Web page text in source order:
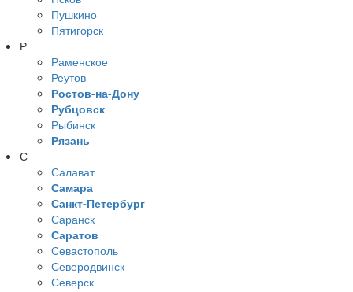
Пушкино
Пятигорск
Р
Раменское
Реутов
Ростов-на-Дону
Рубцовск
Рыбинск
Рязань
С
Салават
Самара
Санкт-Петербург
Саранск
Саратов
Севастополь
Северодвинск
Северск